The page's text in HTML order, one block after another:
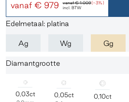
vanaf€ 1.009(-3%)
vanaf € 979 incl. BTW
Edelmetaal: platina
Ag Wg Gg
Diamantgrootte
0,03ct 0,05ct 0,10ct